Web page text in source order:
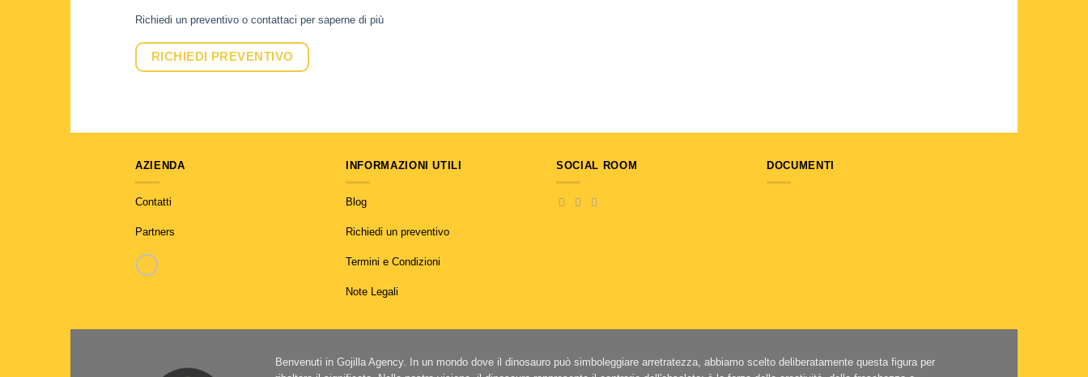
Richiedi un preventivo o contattaci per saperne di più
RICHIEDI PREVENTIVO
AZIENDA
Contatti
Partners
INFORMAZIONI UTILI
Blog
Richiedi un preventivo
Termini e Condizioni
Note Legali
SOCIAL ROOM DOCUMENTI
Benvenuti in Gojilla Agency. In un mondo dove il dinosauro può simboleggiare arretratezza, abbiamo scelto deliberatamente questa figura per